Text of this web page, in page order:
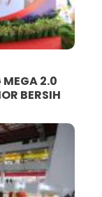
MEGA 2.0
BERSIH